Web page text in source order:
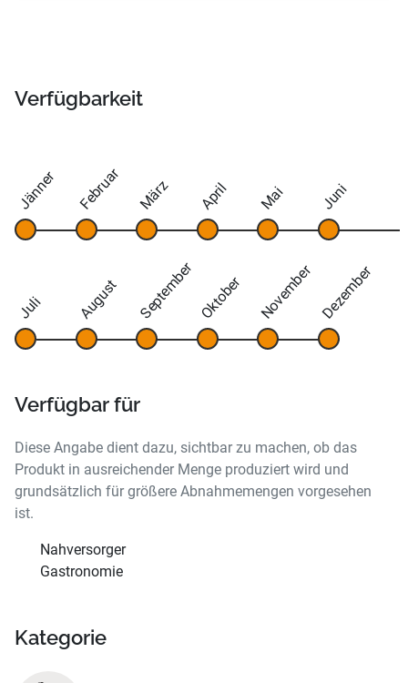
Verfügbarkeit
Jänner Februar März April Mai Juni
Juli August September Oktober November Dezember
Verfügbar für
Diese Angabe dient dazu, sichtbar zu machen, ob das
Produkt in ausreichender Menge produziert wird und
grundsätzlich für größere Abnahmemengen vorgesehen
ist.
Nahversorger
Gastronomie
Kategorie